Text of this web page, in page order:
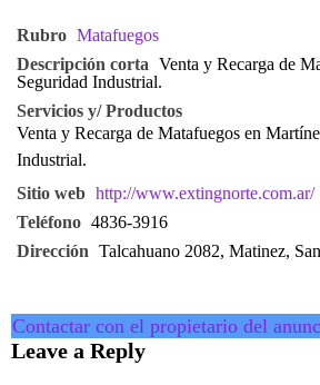
Rubro Matafuegos
Descripción corta Venta y Recarga de
Seguridad Industrial.
Servicios y/ Productos
Venta y Recarga de Matafuegos en
Industrial.
Sitio web http://www.extingnorte.com.ar/
Teléfono 4836-3916
Dirección Talcahuano 2082, Matinez,
Contactar con el propietario del
Leave a Reply